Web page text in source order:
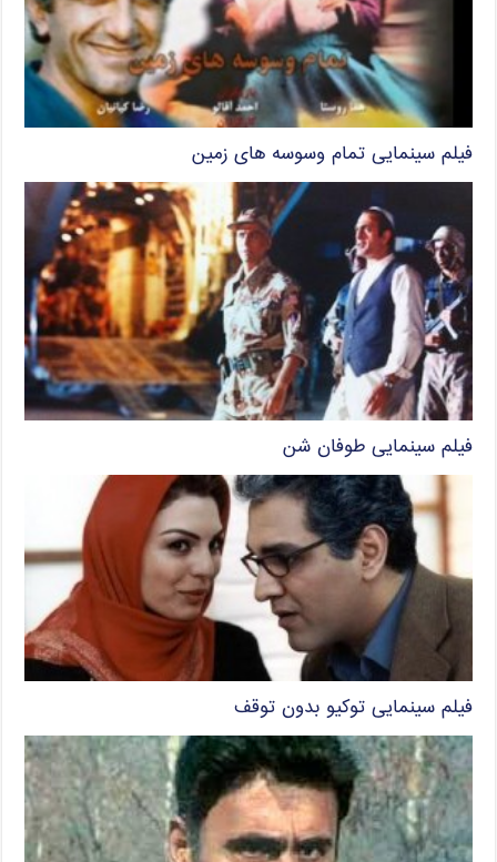
فیلم سینمایی تمام وسوسه های زمین
فیلم سینمایی طوفان شن
فیلم سینمایی توکیو بدون توقف